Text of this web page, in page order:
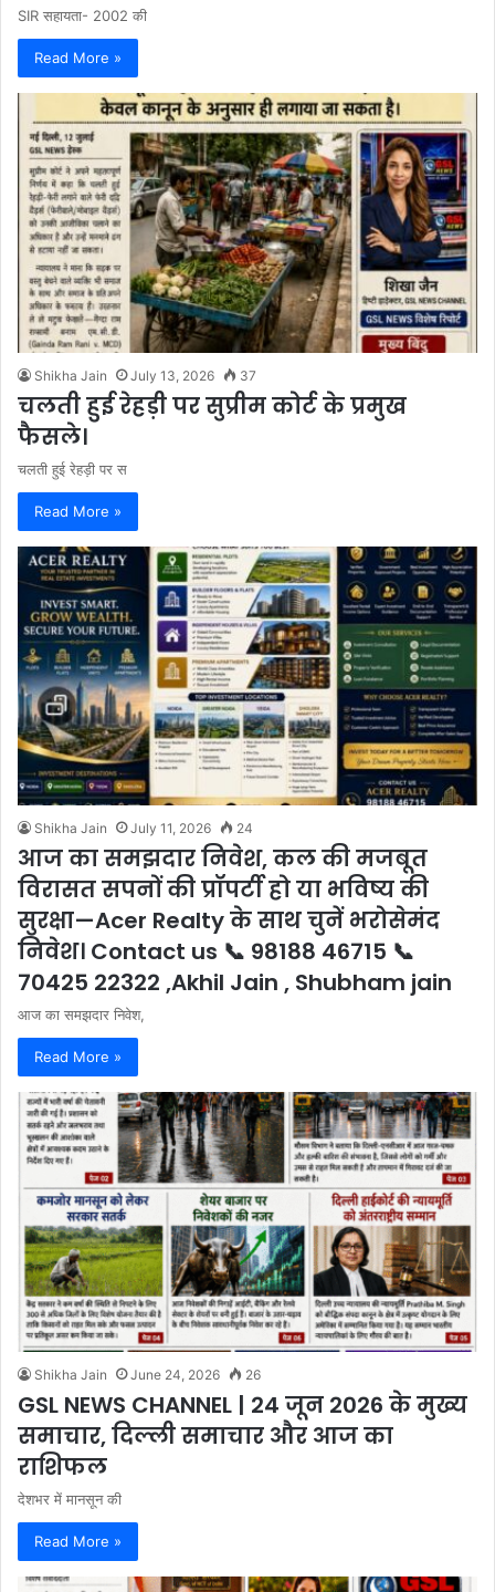
SIR सहायता- 2002 की
Read More »
Shikha Jain July 13, 2026 37
चलती हुई रेहड़ी पर सुप्रीम कोर्ट के प्रमुख
फैसले।
चलती हुई रेहड़ी पर स
Read More »
Shikha Jain July 11, 2026 24
आज का समझदार निवेश, कल की मजबूत
विरासत सपनों की प्रॉपर्टी हो या भविष्य की
सुरक्षा—Acer Realty के साथ चुनें भरोसेमंद
निवेश। Contact us 📞 98188 46715 📞
70425 22322 ,Akhil Jain , Shubham jain
आज का समझदार निवेश,
Read More »
Shikha Jain June 24, 2026 26
GSL NEWS CHANNEL | 24 जून 2026 के मुख्य
समाचार, दिल्ली समाचार और आज का
राशिफल
देशभर में मानसून की
Read More »